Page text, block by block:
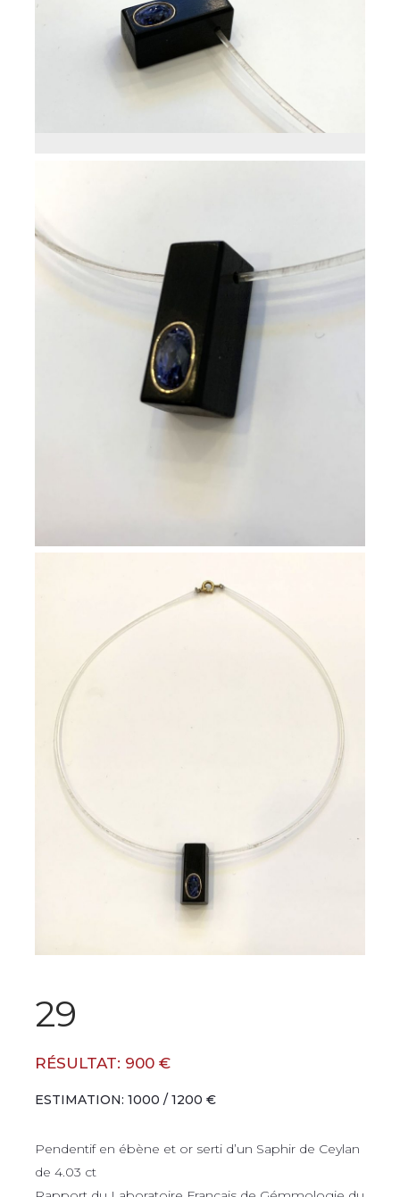
29
RÉSULTAT: 900 €
ESTIMATION: 1000 / 1200 €
Pendentif en ébène et or serti d’un Saphir de Ceylan
de 4.03 ct